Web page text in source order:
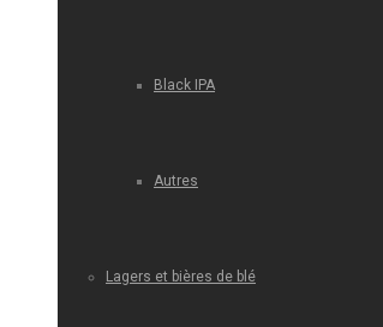
Black IPA
Autres
Lagers et bières de blé